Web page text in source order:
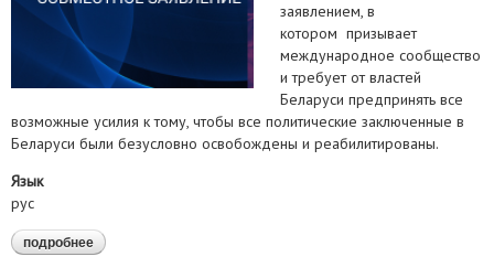
заявлением, в
котором призывает
международное сообщество
и требует от властей
Беларуси предпринять все
возможные усилия к тому, чтобы все политические заключенные в
Беларуси были безусловно освобождены и реабилитированы.
Язык
рус
подробнее о приговор стал воплощением разрушительной политики
режима лукашенко": заявление по случаю годовщины суда